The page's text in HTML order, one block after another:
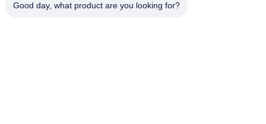
Good day, what product are you looking for?